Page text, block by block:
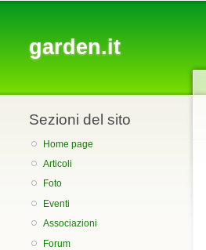
garden.it
Sezioni del sito
Home page
Articoli
Foto
Eventi
Associazioni
Forum